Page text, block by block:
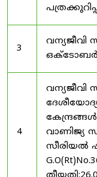
3
വന്യജീവി
ഒക്ടോബർ
4
വന്യജീവി
വാണിജ്യ
സീരിയൽ